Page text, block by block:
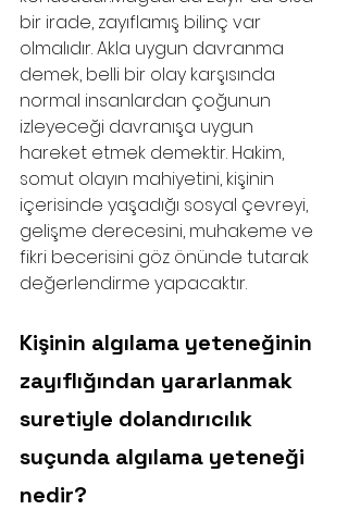
bir irade, zayıflamış bilinç var
olmalıdır. Akla uygun davranma
demek, belli bir olay karşısında
normal insanlardan çoğunun
izleyeceği davranışa uygun
hareket etmek demektir. Hakim,
somut olayın mahiyetini, kişinin
içerisinde yaşadığı sosyal çevreyi,
gelişme derecesini, muhakeme ve
fikri becerisini göz önünde tutarak
değerlendirme yapacaktır.
Kişinin algılama yeteneğinin
zayıflığından yararlanmak
suretiyle dolandırıcılık
suçunda algılama yeteneği
nedir?